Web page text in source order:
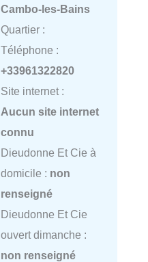
Cambo-les-Bains
Quartier :
Téléphone :
+33961322820
Site internet :
Aucun site internet
connu
Dieudonne Et Cie à
domicile : non
renseigné
Dieudonne Et Cie
ouvert dimanche :
non renseigné